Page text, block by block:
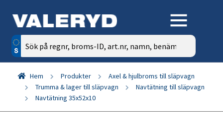
Sök
efter:
Hem Produkter
Axel & hjulbroms till släpvagn
Trumma & lager till släpvagn
Navtätning till släpvagn
Navtätning 35x52x10